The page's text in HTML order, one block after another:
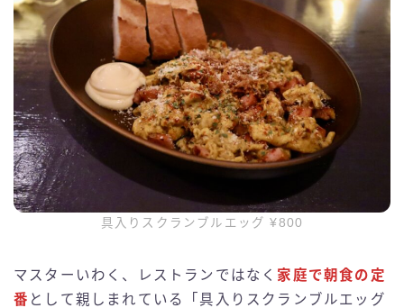
具入りスクランブルエッグ ¥800
マスターいわく、レストランではなく 家庭で朝食の定
番 として親しまれている「具入りスクランブルエッグ